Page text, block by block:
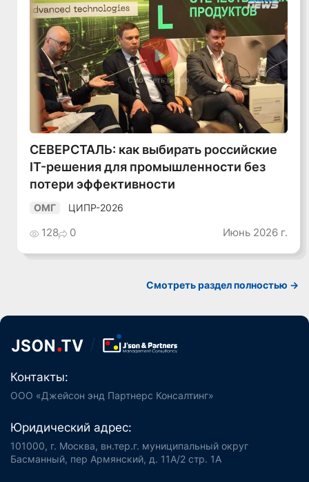
Смотреть видео
СЕВЕРСТАЛЬ: как выбирать российские
IT-решения для промышленности без
потери эффективности
ОМГ ЦИПР-2026
128 0 Июнь 2026 г.
Смотреть раздел полностью ->
Контакты:
ООО «Джейсон энд Партнерс Консалтинг»
Юридический адрес:
101000, г. Москва, вн.тер.г. муниципальный округ
Басманный, пер Армянский, д. 11А/2 стр. 1А